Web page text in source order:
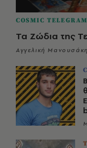
COSMIC TELEGRAM
Τα Ζώδια της
Αγγελική Μανουσάκη